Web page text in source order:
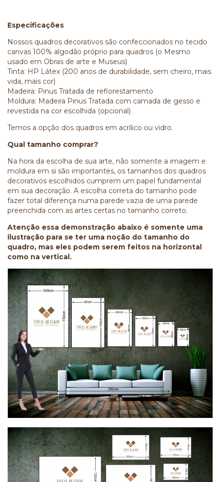
Especificações
Nossos quadros decorativos são confeccionados no tecido
canvas 100% algodão próprio para quadros (o Mesmo
usado em Obras de arte e Museus)
Tinta: HP Látex (200 anos de durabilidade, sem cheiro, mais
vida, mais cor)
Madeira: Pinus Tratada de reflorestamento
Moldura: Madeira Pinus Tratada com camada de gesso e
revestida na cor escolhida (opcional)
Temos a opção dos quadros em acrílico ou vidro.
Qual tamanho comprar?
Na hora da escolha de sua arte, não somente a imagem e
moldura em si são importantes, os tamanhos dos quadros
decorativos escolhidos cumprem um papel fundamental
em sua decoração. A escolha correta do tamanho pode
fazer total diferença numa parede vazia de uma parede
preenchida com as artes certas no tamanho correto.
Atenção essa demonstração abaixo é somente uma
ilustração para se ter uma noção do tamanho do
quadro, mas eles podem serem feitos na horizontal
como na vertical.